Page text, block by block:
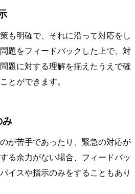
も明確で、それに沿って対応をし
題をフィードバックした上で、対
題に対する理解を揃えたうえで確
とができます。
が苦手であったり、緊急の対応が
る余力がない場合、フィードバッ
イスや指示のみをすることもあり